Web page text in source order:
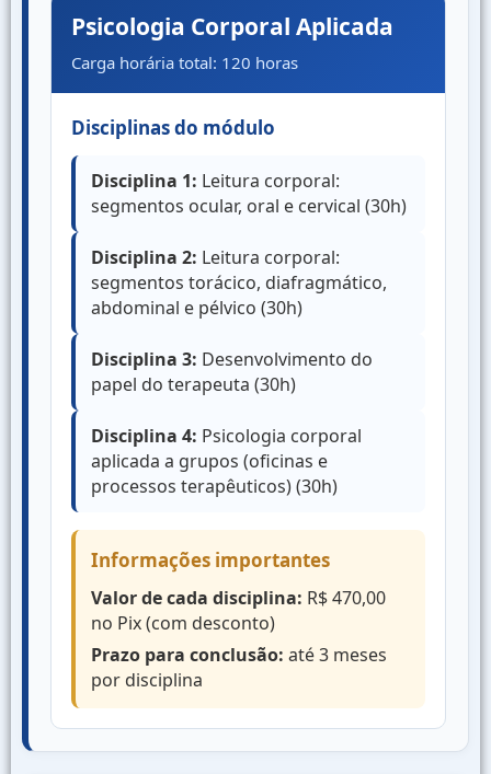
Psicologia Corporal Aplicada
Carga horária total: 120 horas
Disciplinas do módulo
Disciplina 1: Leitura corporal:
segmentos ocular, oral e cervical (30h)
Disciplina 2: Leitura corporal:
segmentos torácico, diafragmático,
abdominal e pélvico (30h)
Disciplina 3: Desenvolvimento do
papel do terapeuta (30h)
Disciplina 4: Psicologia corporal
aplicada a grupos (oficinas e
processos terapêuticos) (30h)
Informações importantes
Valor de cada disciplina: R$ 470,00
no Pix (com desconto)
Prazo para conclusão: até 3 meses
por disciplina